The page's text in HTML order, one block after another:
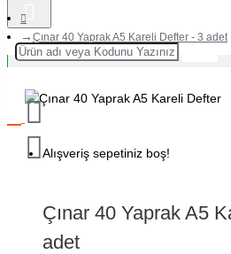
Alışveriş sepetiniz boş!
Çınar 40 Yaprak A5 Kareli Defter - 3 adet
Çınar 40 Yaprak A5
adet